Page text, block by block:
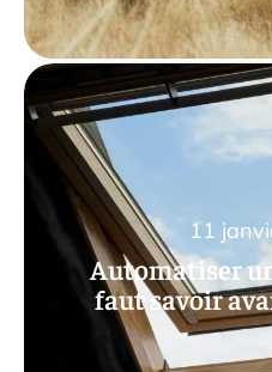
Automatiser
faut savoir
11